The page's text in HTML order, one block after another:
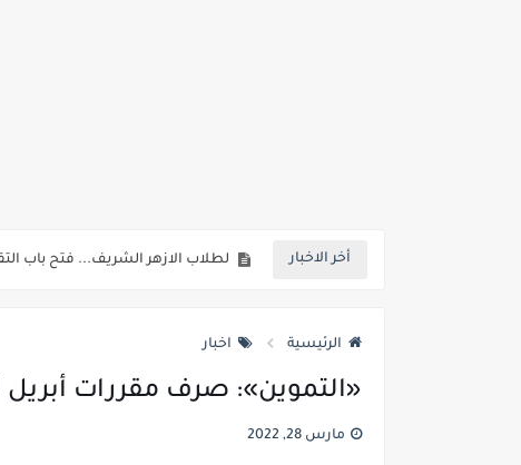
أخر الاخبار
الرئيسية اخبار
«التموين»: صرف مقررات أبريل
مارس 28, 2022